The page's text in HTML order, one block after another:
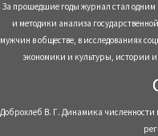
За прошедшие годы журнал стал одним
и методики анализа
мужчин в обществе, в исследованиях
экономики и культуры, истории
Доброхлеб В. Г. Динамика численности